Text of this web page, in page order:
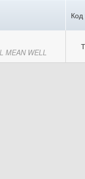
Код
MEAN WELL